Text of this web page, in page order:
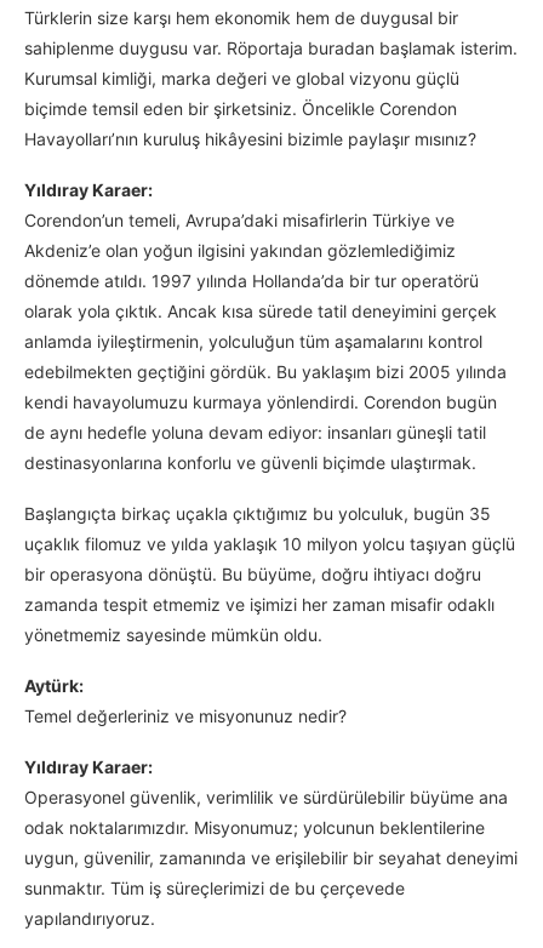
Türklerin size karşı hem ekonomik hem de duygusal bir
sahiplenme duygusu var. Röportaja buradan başlamak isterim.
Kurumsal kimliği, marka değeri ve global vizyonu güçlü
biçimde temsil eden bir şirketsiniz. Öncelikle Corendon
Havayolları’nın kuruluş hikâyesini bizimle paylaşır mısınız?
Yıldıray Karaer:
Corendon’un temeli, Avrupa’daki misafirlerin Türkiye ve
Akdeniz’e olan yoğun ilgisini yakından gözlemlediğimiz
dönemde atıldı. 1997 yılında Hollanda’da bir tur operatörü
olarak yola çıktık. Ancak kısa sürede tatil deneyimini gerçek
anlamda iyileştirmenin, yolculuğun tüm aşamalarını kontrol
edebilmekten geçtiğini gördük. Bu yaklaşım bizi 2005 yılında
kendi havayolumuzu kurmaya yönlendirdi. Corendon bugün
de aynı hedefle yoluna devam ediyor: insanları güneşli tatil
destinasyonlarına konforlu ve güvenli biçimde ulaştırmak.
Başlangıçta birkaç uçakla çıktığımız bu yolculuk, bugün 35
uçaklık filomuz ve yılda yaklaşık 10 milyon yolcu taşıyan güçlü
bir operasyona dönüştü. Bu büyüme, doğru ihtiyacı doğru
zamanda tespit etmemiz ve işimizi her zaman misafir odaklı
yönetmemiz sayesinde mümkün oldu.
Aytürk:
Temel değerleriniz ve misyonunuz nedir?
Yıldıray Karaer:
Operasyonel güvenlik, verimlilik ve sürdürülebilir büyüme ana
odak noktalarımızdır. Misyonumuz; yolcunun beklentilerine
uygun, güvenilir, zamanında ve erişilebilir bir seyahat deneyimi
sunmaktır. Tüm iş süreçlerimizi de bu çerçevede
yapılandırıyoruz.